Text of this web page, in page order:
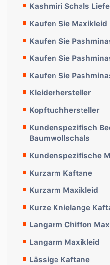
Kashmiri Schals
Kaufen Sie Maxikleid
Kaufen Sie
Kaufen Sie
Kaufen Sie
Kleiderhersteller
Kopftuchhersteller
Kundenspezifisch
Baumwollschals
Kundenspezifische
Kurzarm Kaftane
Kurzarm Maxikleid
Kurze Knielange
Langarm Chiffon
Langarm Maxikleid
Lässige Kaftane